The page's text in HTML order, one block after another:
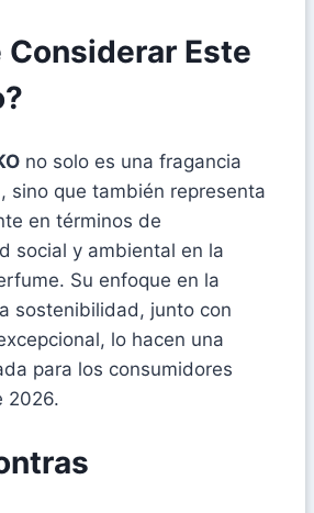
Considerar Este
no solo es una fragancia
sino que también representa
en términos de
social y ambiental en la
Su enfoque en la
sostenibilidad, junto con
lo hacen una
para los consumidores
2026.